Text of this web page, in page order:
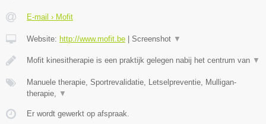
E-mail › Mofit
Website: http://www.mofit.be | Screenshot ▼
Mofit kinesitherapie is een praktijk gelegen nabij het centrum van ▼
Manuele therapie, Sportrevalidatie, Letselpreventie, Mulligan-
therapie,
▼
Er wordt gewerkt op afspraak.